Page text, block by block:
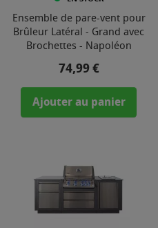
Ensemble de pare-vent pour
Brûleur Latéral - Grand avec
Brochettes - Napoléon
Prix
74,99 €
Ajouter au panier